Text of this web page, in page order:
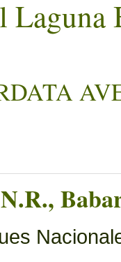
Laguna